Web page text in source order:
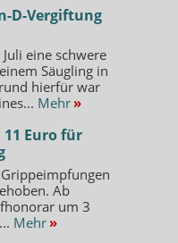
D-Vergiftung
eine schwere
Säugling in
hierfür war
Mehr »
11 Euro für
Ab
um 3
Mehr »